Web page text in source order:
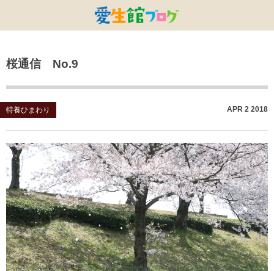
桜通信 No.9
特養ひまわり APR 2 2018
健康管理センター
訪問リハビリセンター
小規模ひまわり
碧南市養護老人ホーム
CPひまわり
初任者研修
DSひまわり・安城
ひよこっこ
こども園ひまわり
たいよう
ひだまり
ハーモニーホール
お知らせ